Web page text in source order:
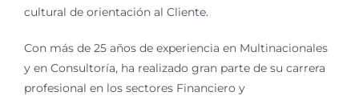
cultural de orientación al Cliente.
Con más de 25 años de experiencia en Multinacionales
y en Consultoría, ha realizado gran parte de su carrera
profesional en los sectores Financiero y